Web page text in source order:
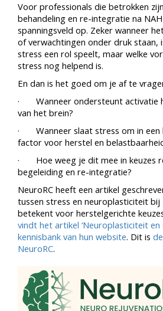
Voor professionals die betrokken
behandeling en re-integratie na
spanningsveld op. Zeker wanneer
of verwachtingen onder druk staan,
stress een rol speelt, maar welke
stress nog helpend is.
En dan is het goed om je af te
· Wanneer ondersteunt activatie
van het brein?
· Wanneer slaat stress om in een
factor voor herstel en
· Hoe weeg je dit mee in keuzes
begeleiding en re-integratie?
NeuroRC heeft een artikel
tussen stress en neuroplasticiteit
betekent voor herstelgerichte
vindt het artikel ‘Neuroplasticiteit en
kennisbank van hun website. Dit is
NeuroRC.